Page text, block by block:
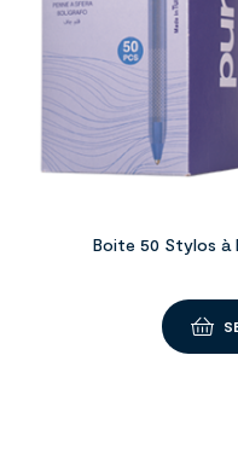
Boite 50 Stylos à